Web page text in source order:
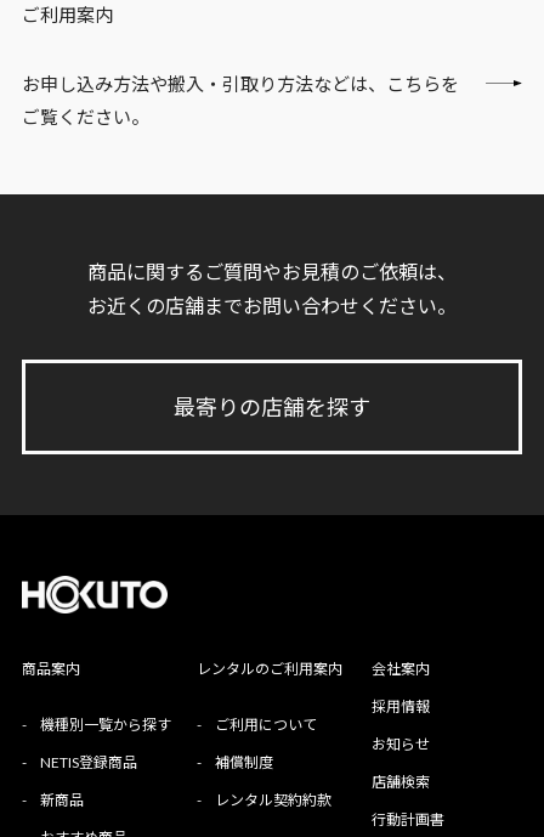
ご利用案内
お申し込み方法や搬入・引取り方法などは、こちらを
ご覧ください。
商品に関するご質問やお見積のご依頼は、
お近くの店舗までお問い合わせください。
最寄りの店舗を探す
商品案内
- 機種別一覧から探す
- NETIS登録商品
- 新商品
レンタルのご利用案内
- ご利用について
- 補償制度
- レンタル契約約款
会社案内
採用情報
お知らせ
店舗検索
行動計画書